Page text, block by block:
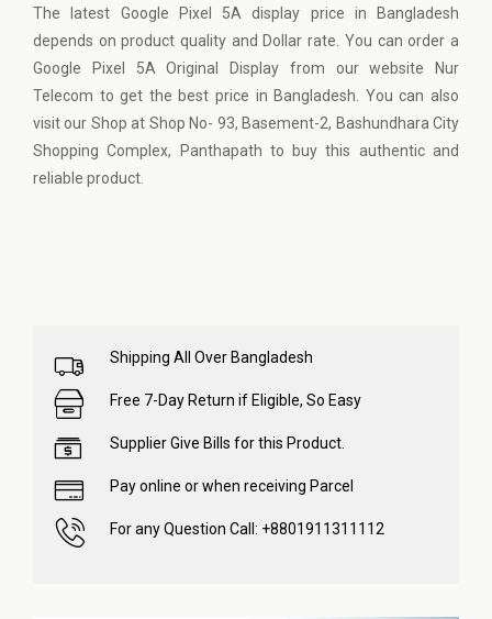
The latest Google Pixel 5A display price in Bangladesh
depends on product quality and Dollar rate. You can order a
Google Pixel 5A Original Display from our website
Nur
Telecom to get the best price in Bangladesh. You can also
visit our Shop at Shop No- 93, Basement-2, Bashundhara City
Shopping Complex, Panthapath to buy this authentic and
reliable product.
Shipping All Over Bangladesh
Free 7-Day Return if Eligible, So Easy
Supplier Give Bills for this Product.
Pay online or when receiving Parcel
For any Question Call: +8801911311112